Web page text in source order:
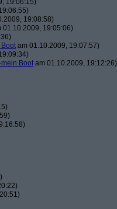
19:06:15)
19:08:58)
01.10.2009, 19:05:06)
am 01.10.2009, 19:07:57)
Boot am 01.10.2009, 19:12:26)